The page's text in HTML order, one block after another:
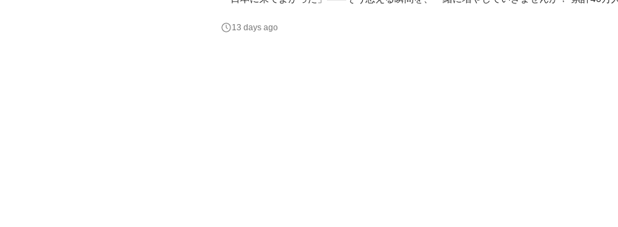
要とする企業とを繋いでいます！ 求職者お一人おひとりの想いに寄り添い、企業の課題を解決する。 日本経済
13 days ago